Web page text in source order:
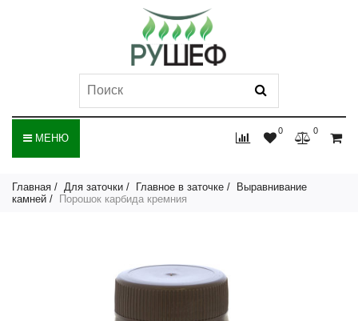
0 0
МЕНЮ
Главная Для заточки Главное в заточке
Выравнивание
камней
Порошок карбида кремния